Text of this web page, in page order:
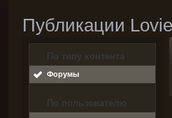
Публикации
По типу контента
Форумы
По пользователю